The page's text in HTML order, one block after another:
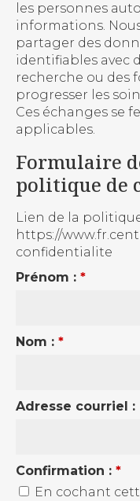
les personnes
informations.
partager des
identifiables avec
recherche ou des
progresser les
Ces échanges se
applicables.
Formulaire
politique de
Lien de la
https://
confidentialite
Prénom : *
Nom : *
Adresse courriel :
Confirmation : *
En cochant